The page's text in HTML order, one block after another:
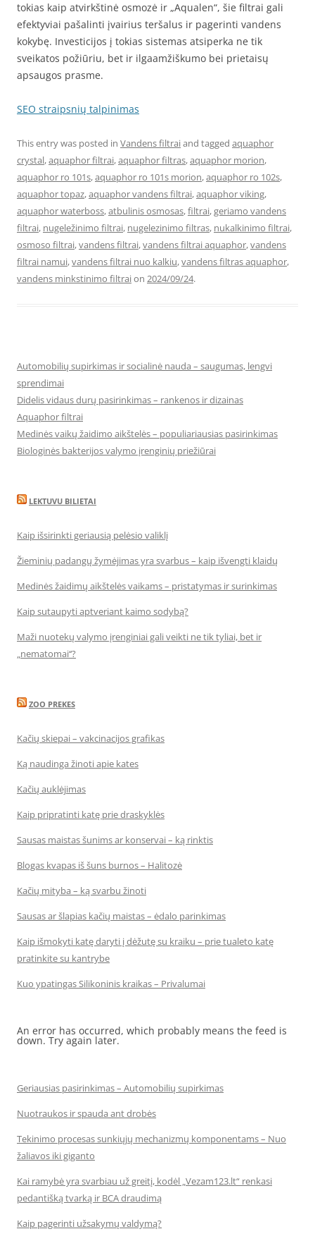
tokias kaip atvirkštinė osmozė ir „Aqualen“, šie filtrai gali
efektyviai pašalinti įvairius teršalus ir pagerinti vandens
kokybę. Investicijos į tokias sistemas atsiperka ne tik
sveikatos požiūriu, bet ir ilgaamžiškumo bei prietaisų
apsaugos prasme.
SEO straipsnių talpinimas
This entry was posted in Vandens filtraiand tagged aquaphor
crystal,aquaphor filtrai,aquaphor filtras,aquaphor morion,
aquaphor ro 101s,aquaphor ro 101s morion,aquaphor ro 102s,
aquaphor topaz,aquaphor vandens filtrai,aquaphor viking,
aquaphor waterboss,atbulinis osmosas,filtrai,geriamo vandens
filtrai, nugeležinimo filtrai, nugelezinimo filtras, nukalkinimo filtrai,
osmoso filtrai,vandens filtrai,vandens filtrai aquaphor,vandens
filtrai namui,vandens filtrai nuo kalkiu,vandens filtras aquaphor,
vandens minkstinimo filtraion 2024/09/24.
Automobilių supirkimas ir socialinė nauda – saugumas, lengvi
sprendimai
Didelis vidaus durų pasirinkimas – rankenos ir dizainas
Aquaphor filtrai
Medinės vaikų žaidimo aikštelės – populiariausias pasirinkimas
Biologinės bakterijos valymo įrenginių priežiūrai
LEKTUVU BILIETAI
Kaip išsirinkti geriausią pelėsio valiklį
Žieminių padangų žymėjimas yra svarbus – kaip išvengti klaidų
Medinės žaidimų aikštelės vaikams – pristatymas ir surinkimas
Kaip sutaupyti aptveriant kaimo sodybą?
Maži nuotekų valymo įrenginiai gali veikti ne tik tyliai, bet ir
„nematomai‘‘?
ZOO PREKES
Kačių skiepai – vakcinacijos grafikas
Ką naudinga žinoti apie kates
Kačių auklėjimas
Kaip pripratinti katę prie draskyklės
Sausas maistas šunims ar konservai – ką rinktis
Blogas kvapas iš šuns burnos – Halitozė
Kačių mityba – ką svarbu žinoti
Sausas ar šlapias kačių maistas – ėdalo parinkimas
Kaip išmokyti katę daryti į dėžutę su kraiku – prie tualeto katę
pratinkite su kantrybe
Kuo ypatingas Silikoninis kraikas – Privalumai
An error has occurred, which probably means the feed is
down. Try again later.
Geriausias pasirinkimas – Automobilių supirkimas
Nuotraukos ir spauda ant drobės
Tekinimo procesas sunkiųjų mechanizmų komponentams – Nuo
žaliavos iki giganto
Kai ramybė yra svarbiau už greitį, kodėl „Vezam123.lt“ renkasi
pedantišką tvarką ir BCA draudimą
Kaip pagerinti užsakymų valdymą?